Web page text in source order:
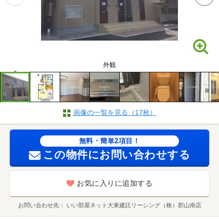
外観
画像の一覧を見る（17枚）
無料・簡単2項目！
この物件にお問い合わせする
お気に入りに追加する
お問い合わせ先 いい部屋ネット大東建託リーシング（株）郡山南店